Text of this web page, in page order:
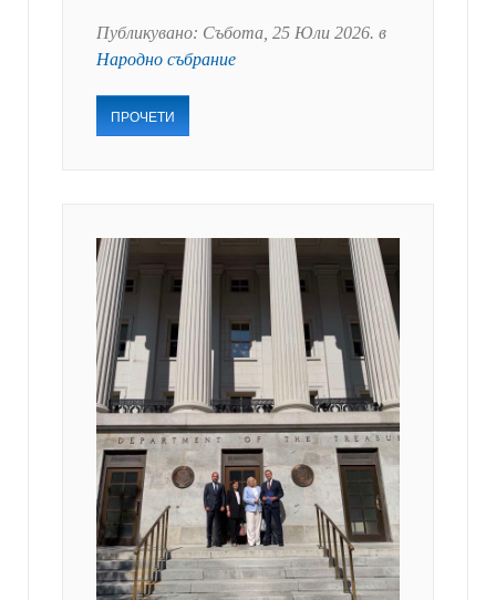
Публикувано: Събота, 25 Юли 2026. в
Народно събрание
ПРОЧЕТИ